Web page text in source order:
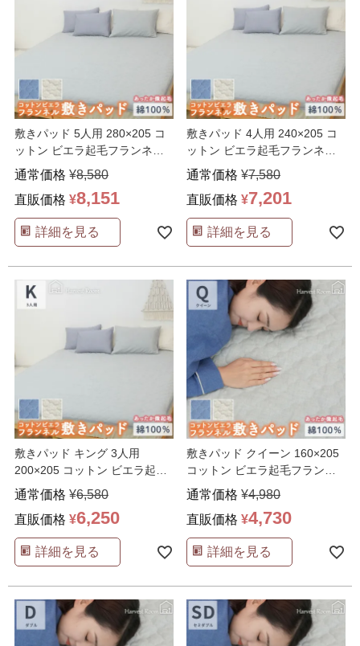
敷きパッド 5人用 280×205 コ
ットン ビエラ起毛フランネル
Harves…
通常価格 ¥8,580
直販価格 ¥8,151
詳細を見る
敷きパッド 4人用 240×205 コ
ットン ビエラ起毛フランネル
Harves…
通常価格 ¥7,580
直販価格 ¥7,201
詳細を見る
敷きパッド キング 3人用
200×205 コットン ビエラ起毛
フランネル Ha…
通常価格 ¥6,580
直販価格 ¥6,250
詳細を見る
敷きパッド クイーン 160×205
コットン ビエラ起毛フランネ
ル Harve…
通常価格 ¥4,980
直販価格 ¥4,730
詳細を見る